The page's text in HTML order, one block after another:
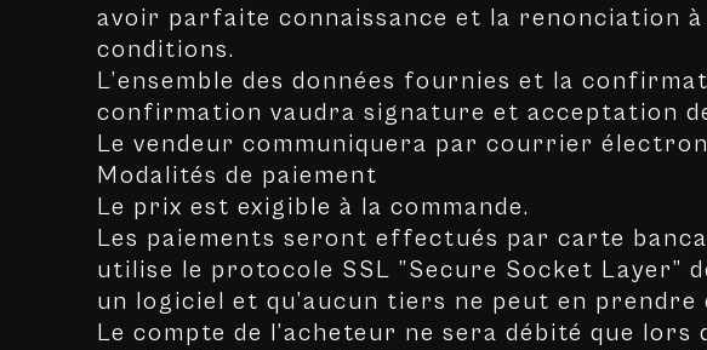
avoir parfaite connaissance et la renonciation
conditions.
L’ensemble des données fournies et la
confirmation vaudra signature et acceptation
Le vendeur communiquera par courrier
Modalités de paiement
Le prix est exigible à la commande.
Les paiements seront effectués par carte
utilise le protocole SSL ”Secure Socket
un logiciel et qu’aucun tiers ne peut en
Le compte de l’acheteur ne sera débité que